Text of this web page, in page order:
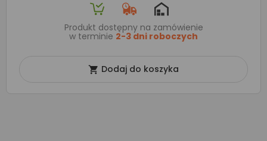
Produkt dostępny na zamówienie
w terminie 2-3 dni roboczych
 Dodaj do koszyka